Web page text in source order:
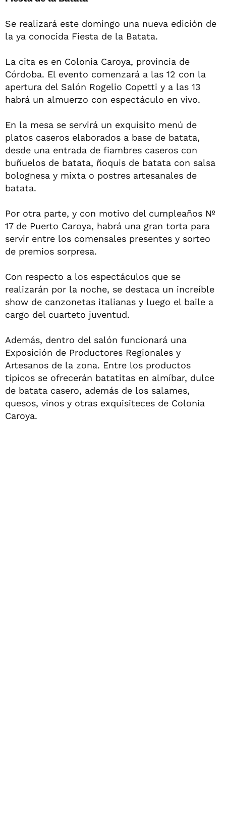
Se realizará este domingo una nueva edición de
la ya conocida Fiesta de la Batata.
La cita es en Colonia Caroya, provincia de
Córdoba. El evento comenzará a las 12 con la
apertura del Salón Rogelio Copetti y a las 13
habrá un almuerzo con espectáculo en vivo.
En la mesa se servirá un exquisito menú de
platos caseros elaborados a base de batata,
desde una entrada de fiambres caseros con
buñuelos de batata, ñoquis de batata con salsa
bolognesa y mixta o postres artesanales de
batata.
Por otra parte, y con motivo del cumpleaños Nº
17 de Puerto Caroya, habrá una gran torta para
servir entre los comensales presentes y sorteo
de premios sorpresa.
Con respecto a los espectáculos que se
realizarán por la noche, se destaca un increíble
show de canzonetas italianas y luego el baile a
cargo del cuarteto juventud.
Además, dentro del salón funcionará una
Exposición de Productores Regionales y
Artesanos de la zona. Entre los productos
típicos se ofrecerán batatitas en almíbar, dulce
de batata casero, además de los salames,
quesos, vinos y otras exquisiteces de Colonia
Caroya.